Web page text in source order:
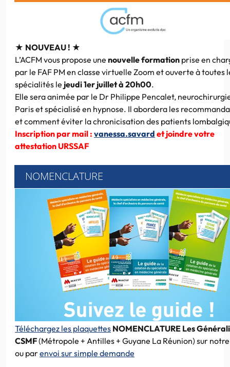
★ NOUVEAU ! ★
L’ACFM vous propose une nouvelle formation prise en
par le FAF PM en classe virtuelle Zoom et ouverte à toutes
spécialités le jeudi 1er juillet à 20h00.
Elle sera animée par le Dr Philippe Pencalet,
Paris et spécialisé en hypnose. Il abordera les
et comment éviter la chronicisation des patients
Inscription par mail : vanessa.savard et joindre votre
attestation URSSAF
NOMENCLATURE
Téléchargez les plaquettes NOMENCLATURE Les
CSMF(Métropole + Antilles + Guyane La Réunion) sur
ou parenvoi sur simple demande